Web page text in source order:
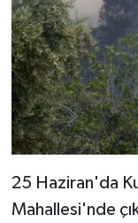
25 Haziran'da
Mahallesi'nde